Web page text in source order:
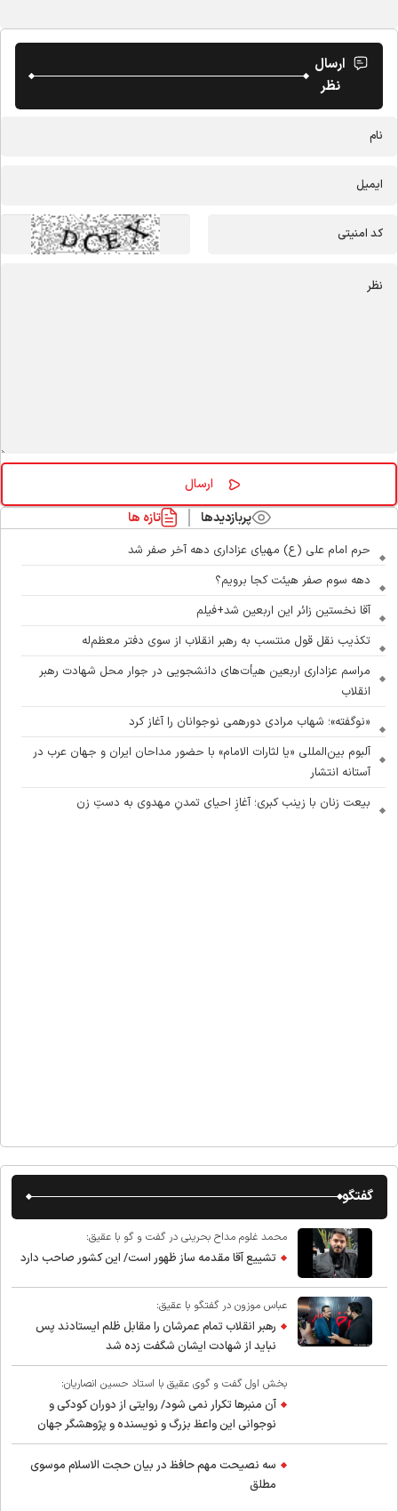
ارسال
نظر
پربازدیدها تازه ها
حرم امام علی (ع) مهیای عزاداری دهه آخر صفر شد
دهه سوم صفر هیئت کجا برویم؟
آقا نخستین زائر این اربعین شد+فیلم
تکذیب نقل قول منتسب به رهبر انقلاب از سوی دفتر معظم‌له
مراسم عزاداری اربعین هیأت‌های دانشجویی در جوار محل شهادت رهبر
انقلاب
«نوگفته»؛ شهاب مرادی دورهمی نوجوانان را آغاز کرد
آلبوم بین‌المللی «یا لثارات الامام» با حضور مداحان ایران و جهان عرب در
آستانه انتشار
بیعت زنان با زینب کبری؛ آغازِ احیای تمدنِ مهدوی به دستِ زن
گفتگو
محمد غلوم مداح بحرینی در گفت و گو با عقیق:
تشییع آقا مقدمه ساز ظهور است/ این کشور صاحب دارد
عباس موزون در گفتگو با عقیق:
رهبر انقلاب تمام عمرشان را مقابل ظلم ایستادند پس
نباید از شهادت ایشان شگفت زده شد
بخش اول گفت و گوی عقیق با استاد حسین انصاریان:
آن منبرها تکرار نمی شود/ روایتی از دوران کودکی و
نوجوانی این واعظ بزرگ و نویسنده و پژوهشگر جهان
اسلام
سه نصیحت مهم حافظ در بیان حجت الاسلام موسوی
مطلق